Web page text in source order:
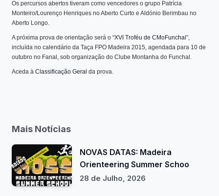
Os percursos abertos tiveram como vencedores o grupo Patrícia
Monteiro/Lourenço Henriques no Aberto Curto e Aldónio Berimbau no
Aberto Longo.
A próxima prova de orientação será o “XVI Troféu de CMoFuncha l”,
incluída no calendário da Taça FPO Madeira 2015, agendada para 10 de
outubro no Fanal, sob organização do Clube Montanha do Funchal.
Aceda à Classificação Geral da prova.
Mais Notícias
NOVAS DATAS: Madeira
Orienteering Summer Schoo
28 de Julho, 2026